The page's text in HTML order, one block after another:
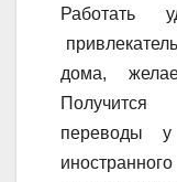
Работать
дома,
Получится
переводы